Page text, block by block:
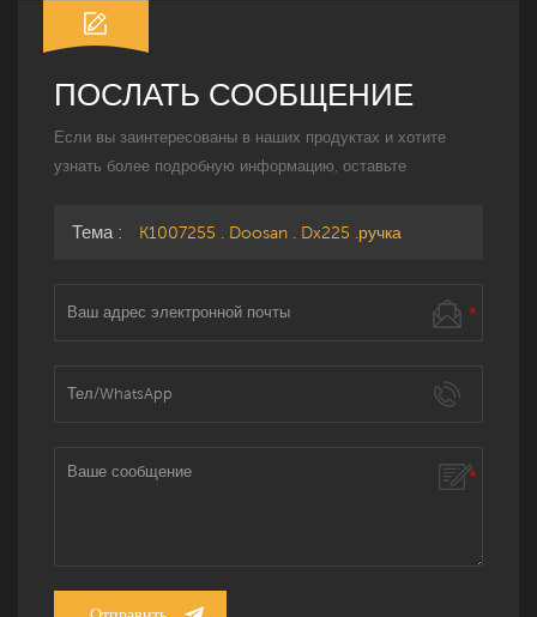
ПОСЛАТЬ СООБЩЕНИЕ
Если вы заинтересованы в наших продуктах и ​​хотите
узнать более подробную информацию, оставьте
сможем.
Тема : K1007255 . Doosan . Dx225 .ручка